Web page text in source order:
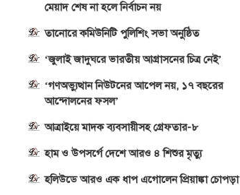
মেয়াদ শেষ না হলে নির্বাচন নয়
তানোরে কমিউনিটি পুলিশিং সভা অনুষ্ঠিত
‘জুলাই জাদুঘরে ভারতীয় আগ্রাসনের চিত্র নেই’
‘গণঅভ্যুত্থান নিউটনের আপেল নয়, ১৭ বছরের
আন্দোলনের ফসল’
আত্রাইয়ে মাদক ব্যবসায়ীসহ গ্রেফতার-৮
হাম ও উপসর্গে দেশে আরও ৪ শিশুর মৃত্যু
হলিউডে আরও এক ধাপ এগোলেন প্রিয়াঙ্কা চোপড়া